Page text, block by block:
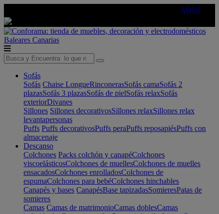
AQUÍ
Baleares Canarias
Sofás
Sofás Chaise LongueRinconerasSofás camaSofás 2
plazasSofás 3 plazasSofás de pielSofás relaxSofás
exteriorDivanes
Sillones Sillones decorativosSillones relaxSillones relax
levantapersonas
Puffs Puffs decorativosPuffs peraPuffs reposapiésPuffs con
almacenaje
Descanso
Colchones Packs colchón y canapéColchones
viscoelásticosColchones de muellesColchones de muelles
ensacadosColchones enrolladosColchones de
espumaColchones para bebéColchones hinchables
Canapés y bases CanapésBase tapizadasSomieresPatas de
somieres
Camas Camas de matrimonioCamas doblesCamas